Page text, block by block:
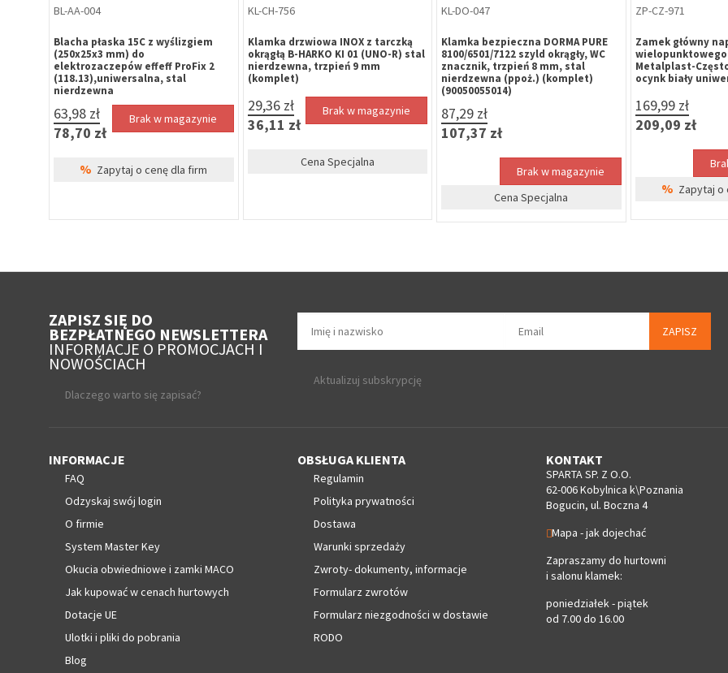
TA-SW-321
Szyld owalny bez otworu B-HARKO,
stal nierdzewna rozstaw 50mm
(komplet)
11,13 zł
13,69 zł
KL-HR-020
Klamka drzwiowa z tarczką okrągłą
B-HARKO KI 05, trzpień 8mm,
rozstaw śrub 38mm, stal
nierdzewna (komplet)
21,06 zł
25,90 zł
Brak w magazynie
Cena Specjalna
ZP-LE-262
Zamek magnetyczny LOB Z75MC-
K00 72/50/20 WC stal nierdzewna,
zaczep regulowany (szerokość 24
mm)
50,73 zł
62,40 zł
Cena Specjalna
SZ-GA-403
Szyld okrągły
na wkładkę,
21,44 zł
26,37 zł
Zapytaj o
ZAPISZ SIĘ DO
BEZPŁATNEGO NEWSLETTERA
INFORMACJE O PROMOCJACH I
NOWOŚCIACH
Dlaczego warto się zapisać?
ZAPISZ
Aktualizuj subskrypcję
INFORMACJE
FAQ
Odzyskaj swój login
O firmie
System Master Key
Okucia obwiedniowe i zamki MACO
Jak kupować w cenach hurtowych
Dotacje UE
Ulotki i pliki do pobrania
Blog
OBSŁUGA KLIENTA
Regulamin
Polityka prywatności
Dostawa
Warunki sprzedaży
Zwroty- dokumenty, informacje
Formularz zwrotów
Formularz niezgodności w dostawie
RODO
KONTAKT
SPARTA SP. Z O.O.
62-006 Kobylnica k\Poznania
Bogucin, ul. Boczna 4
Mapa - jak dojechać
Zapraszamy do hurtowni
i salonu klamek:
poniedziałek - piątek
od 7.00 do 16.00